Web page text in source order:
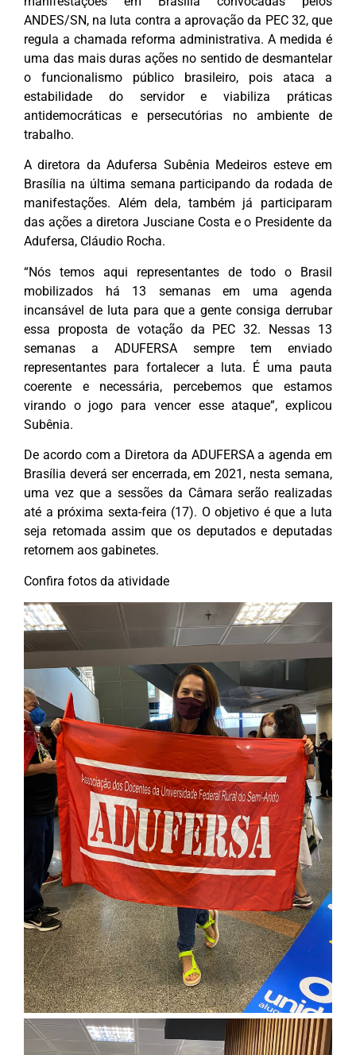
ANDES/SN, na luta contra a aprovação da PEC 32, que
regula a chamada reforma administrativa. A medida é
uma das mais duras ações no sentido de desmantelar
o funcionalismo público brasileiro, pois ataca a
estabilidade do servidor e viabiliza práticas
antidemocráticas e persecutórias no ambiente de
trabalho.
A diretora da Adufersa Subênia Medeiros esteve em
Brasília na última semana participando da rodada de
manifestações. Além dela, também já participaram
das ações a diretora Jusciane Costa e o Presidente da
Adufersa, Cláudio Rocha.
“Nós temos aqui representantes de todo o Brasil
mobilizados há 13 semanas em uma agenda
incansável de luta para que a gente consiga derrubar
essa proposta de votação da PEC 32. Nessas 13
semanas a ADUFERSA sempre tem enviado
representantes para fortalecer a luta. É uma pauta
coerente e necessária, percebemos que estamos
virando o jogo para vencer esse ataque”, explicou
Subênia.
De acordo com a Diretora da ADUFERSA a agenda em
Brasília deverá ser encerrada, em 2021, nesta semana,
uma vez que a sessões da Câmara serão realizadas
até a próxima sexta-feira (17). O objetivo é que a luta
seja retomada assim que os deputados e deputadas
retornem aos gabinetes.
Confira fotos da atividade